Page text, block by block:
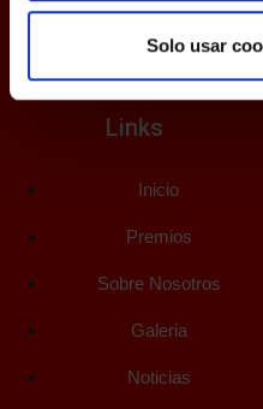
Solo usar
Links
Inicio
Premios
Sobre Nosotros
Galeria
Noticias